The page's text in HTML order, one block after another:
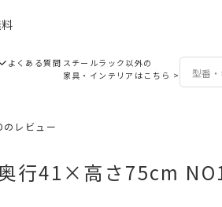
よくある質問 スチールラック以外の
家具・インテリアはこちら >
レビュー
行41×高さ75cm